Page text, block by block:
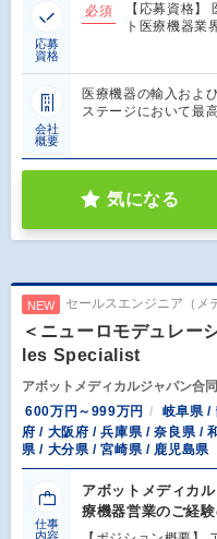
応募
資格
必須
【応募資格
ト医療機器業
会社
概要
医療機器の輸入およ
ステージにおいて最
気になる
NEW セールスエンジニア（メ
＜ニューロモデュレ
les Specialist
アボットメディカルジャパン合
600万円～999万円
岐阜県 /
府 / 大阪府 / 兵庫県 / 奈良県 /
県 / 大分県 / 宮崎県 / 鹿児島県
仕事
内容
アボットメディカ
療機器営業のご経